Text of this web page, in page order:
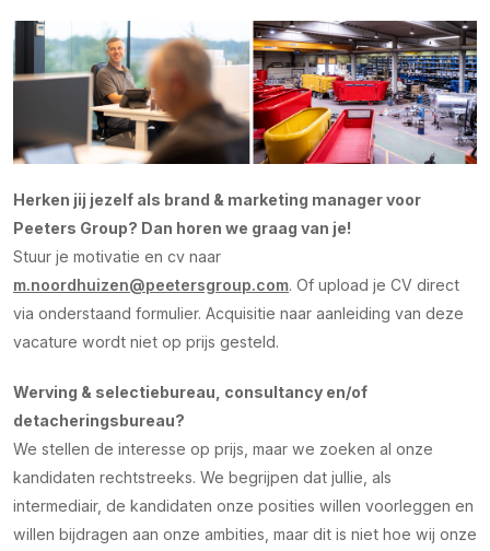
Herken jij jezelf als brand & marketing manager voor
Peeters Group? Dan horen we graag van je!
Stuur je motivatie en cv naar
m.noordhuizen@peetersgroup.com. Of upload je CV direct
via onderstaand formulier. Acquisitie naar aanleiding van deze
vacature wordt niet op prijs gesteld.
Werving & selectiebureau, consultancy en/of
detacheringsbureau?
We stellen de interesse op prijs, maar we zoeken al onze
kandidaten rechtstreeks. We begrijpen dat jullie, als
intermediair, de kandidaten onze posities willen voorleggen en
willen bijdragen aan onze ambities, maar dit is niet hoe wij onze